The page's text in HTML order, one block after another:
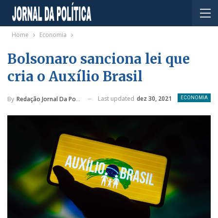
Home Economia
Bolsonaro sanciona lei que
cria o Auxílio Brasil
ECONOMIA
By Redação Jornal Da Política Last updated dez 30, 2021